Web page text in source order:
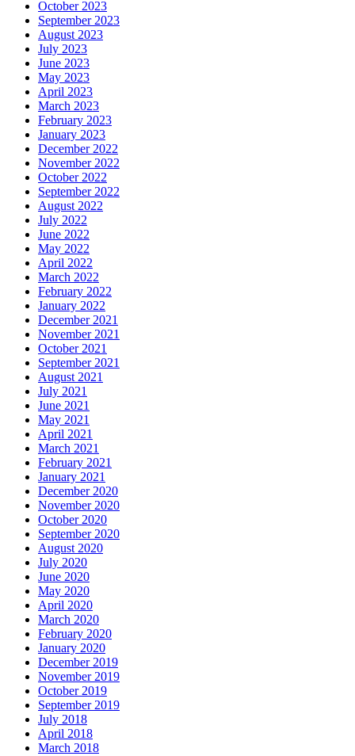
October 2023
September 2023
August 2023
July 2023
June 2023
May 2023
April 2023
March 2023
February 2023
January 2023
December 2022
November 2022
October 2022
September 2022
August 2022
July 2022
June 2022
May 2022
April 2022
March 2022
February 2022
January 2022
December 2021
November 2021
October 2021
September 2021
August 2021
July 2021
June 2021
May 2021
April 2021
March 2021
February 2021
January 2021
December 2020
November 2020
October 2020
September 2020
August 2020
July 2020
June 2020
May 2020
April 2020
March 2020
February 2020
January 2020
December 2019
November 2019
October 2019
September 2019
July 2018
April 2018
March 2018